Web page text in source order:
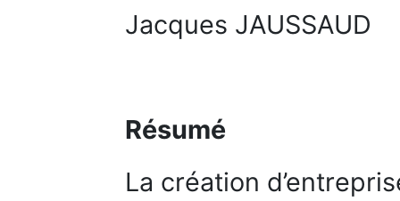
Jacques JAUSSAUD
Résumé
La création